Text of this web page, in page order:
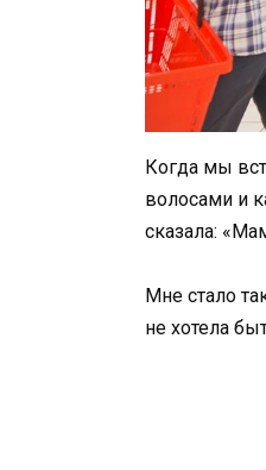
Когда мы
волосами и
сказала:
Мне стало
не хотела